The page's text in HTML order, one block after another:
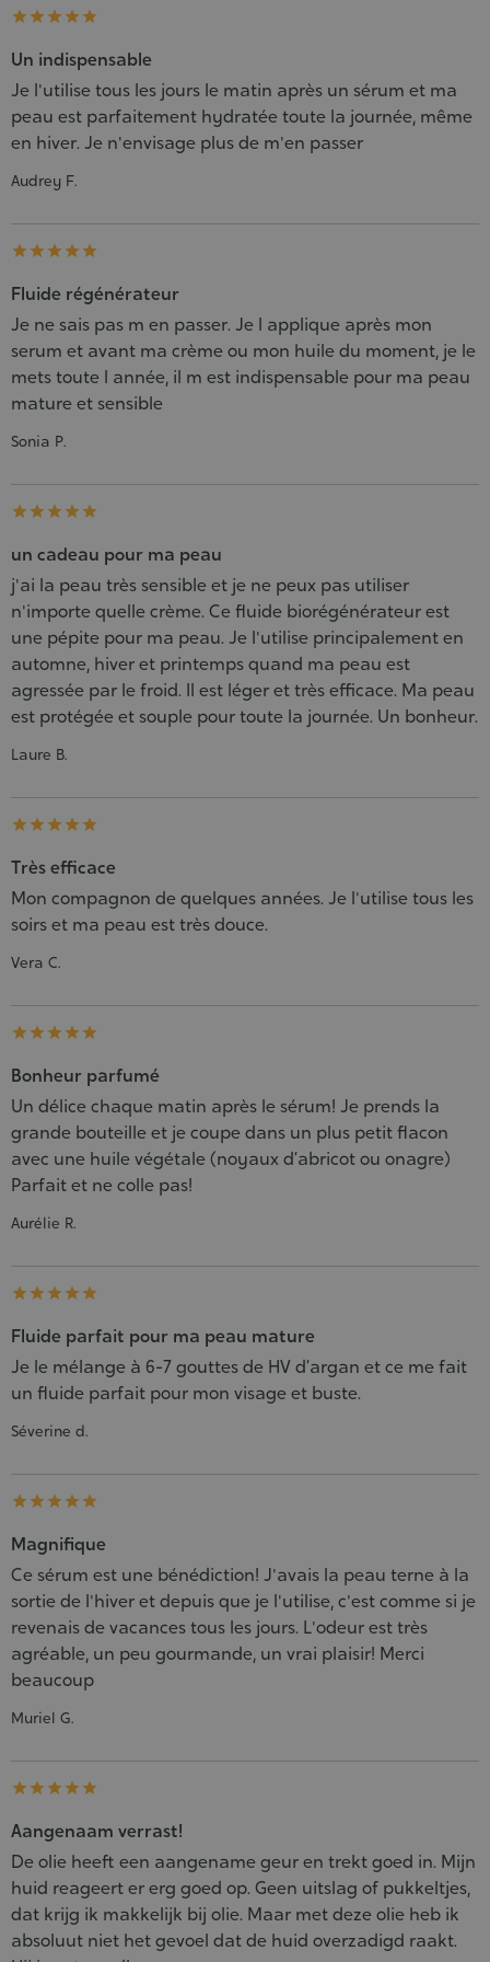
    
Un indispensable
Je l'utilise tous les jours le matin après un sérum et ma
peau est parfaitement hydratée toute la journée, même
en hiver. Je n'envisage plus de m'en passer
Audrey F.
    
Fluide régénérateur
Je ne sais pas m en passer. Je l applique après mon
serum et avant ma crème ou mon huile du moment, je le
mets toute l année, il m est indispensable pour ma peau
mature et sensible
Sonia P.
    
un cadeau pour ma peau
j'ai la peau très sensible et je ne peux pas utiliser
n'importe quelle crème. Ce fluide biorégénérateur est
une pépite pour ma peau. Je l'utilise principalement en
automne, hiver et printemps quand ma peau est
agressée par le froid. Il est léger et très efficace. Ma peau
est protégée et souple pour toute la journée. Un bonheur.
Laure B.
    
Très efficace
Mon compagnon de quelques années. Je l'utilise tous les
soirs et ma peau est très douce.
Vera C.
    
Bonheur parfumé
Un délice chaque matin après le sérum! Je prends la
grande bouteille et je coupe dans un plus petit flacon
avec une huile végétale (noyaux d’abricot ou onagre)
Parfait et ne colle pas!
Aurélie R.
    
Fluide parfait pour ma peau mature
Je le mélange à 6-7 gouttes de HV d’argan et ce me fait
un fluide parfait pour mon visage et buste.
Séverine d.
    
Magnifique
Ce sérum est une bénédiction! J'avais la peau terne à la
sortie de l'hiver et depuis que je l'utilise, c'est comme si je
revenais de vacances tous les jours. L'odeur est très
agréable, un peu gourmande, un vrai plaisir! Merci
beaucoup
Muriel G.
    
Aangenaam verrast!
De olie heeft een aangename geur en trekt goed in. Mijn
huid reageert er erg goed op. Geen uitslag of pukkeltjes,
dat krijg ik makkelijk bij olie. Maar met deze olie heb ik
absoluut niet het gevoel dat de huid overzadigd raakt.